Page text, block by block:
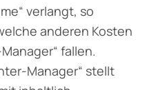
verlangt, so
anderen Kosten
fallen.
Manager“ stellt